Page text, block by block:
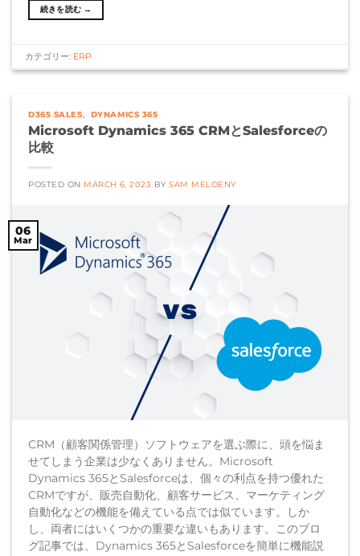
続きを読む →
カテゴリー: ERP
D365 SALES、 DYNAMICS 365
Microsoft Dynamics 365 CRMとSalesforceの
比較
POSTED ON MARCH 6, 2023 BYSAM MELOENY
06
Mar
CRM（顧客関係管理）ソフトウェアを選ぶ際に、頭を悩ま
せてしまう企業は少なくありません。Microsoft
Dynamics 365とSalesforceは、個々の利点を持つ優れた
CRMですが、販売自動化、顧客サービス、マーケティング
自動化などの機能を備えている点では似ています。しか
し、両者にはいくつかの重要な違いもあります。このブロ
グ記事では、Dynamics 365とSalesforceを簡単に機能説